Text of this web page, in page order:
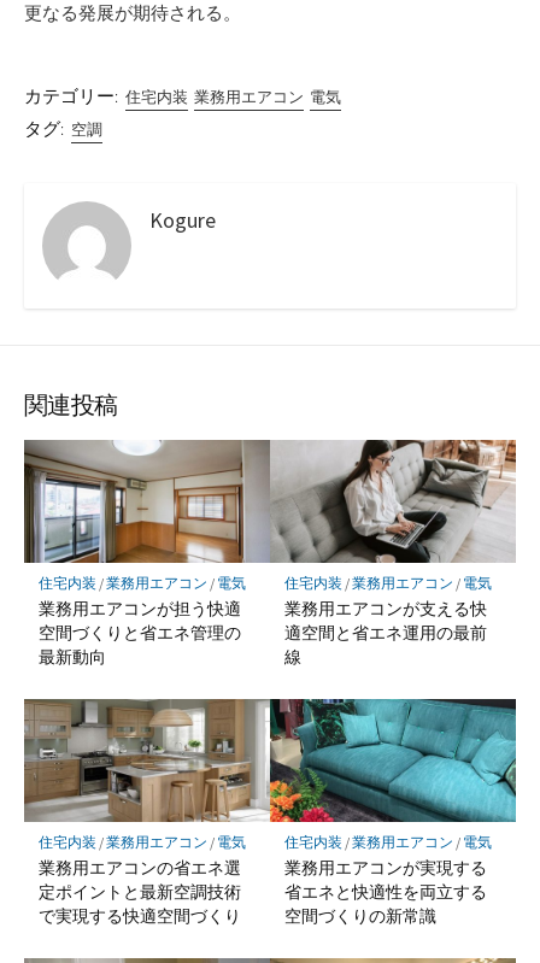
更なる発展が期待される。
カテゴリー: 住宅内装 業務用エアコン 電気
タグ: 空調
Kogure
関連投稿
住宅内装 /業務用エアコン / 電気
業務用エアコンが担う快適
空間づくりと省エネ管理の
最新動向
住宅内装 /業務用エアコン / 電気
業務用エアコンが支える快
適空間と省エネ運用の最前
線
住宅内装 /業務用エアコン / 電気
業務用エアコンの省エネ選
定ポイントと最新空調技術
で実現する快適空間づくり
住宅内装 /業務用エアコン / 電気
業務用エアコンが実現する
省エネと快適性を両立する
空間づくりの新常識